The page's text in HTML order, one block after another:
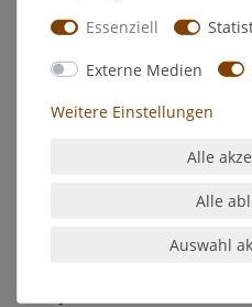
Beschädigungen.
Elastizität, auch nach
lang anhaltenden Schutz.
olivgrünes
Gegebenheiten des
Essenziell
Externe Medien
Weitere Einstellungen
Alle
Alle
Auswahl